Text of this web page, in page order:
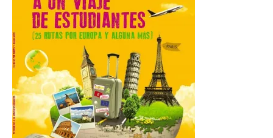
Las personas que hayan
cumplido o cumplan 18
años en 2026 pueden
solicitar esta ayuda en la
web
https://bonoculturajoven.gob.es/ hasta el
31 de octubre. Desde este año, los 400
euros del Bono pueden utilizarse tanto
para consumir productos culturales como
[…]